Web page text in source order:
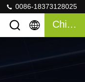
0086-18373128025
Chiacchierata